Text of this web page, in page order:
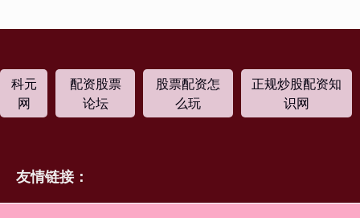
科元
网
配资股票
论坛
股票配资怎
么玩
正规炒股配资知
识网
友情链接：